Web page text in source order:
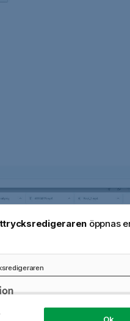
öppnas